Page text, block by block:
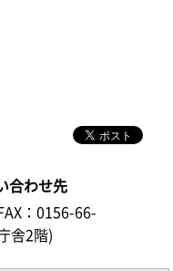
合わせ先
：0156-66-
舎2階)